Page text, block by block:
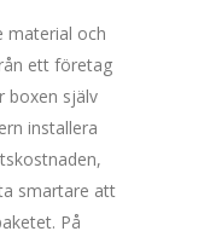
material och
ett företag
boxen själv
installera
smartare att
På